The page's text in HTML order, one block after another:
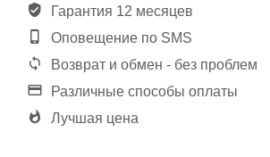
Гарантия 12 месяцев
Оповещение по SMS
Возврат и обмен - без проблем
Различные способы оплаты
Лучшая цена